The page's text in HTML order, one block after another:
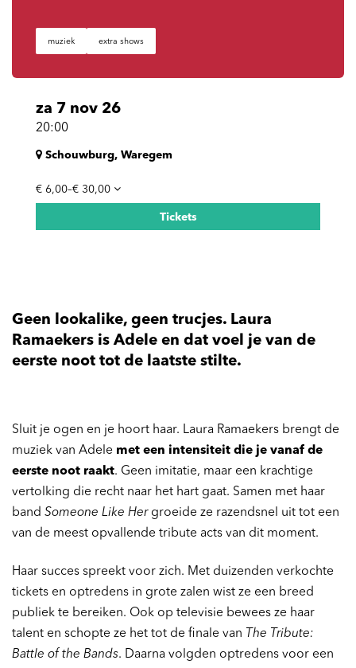
muziek extra shows
za 7 nov 26
20:00
Schouwburg, Waregem
€ 6,00–€ 30,00
Tickets
Geen lookalike, geen trucjes. Laura
Ramaekers is Adele en dat voel je van de
eerste noot tot de laatste stilte.
Sluit je ogen en je hoort haar. Laura Ramaekers brengt de
muziek van Adele met een intensiteit die je vanaf de
eerste noot raakt. Geen imitatie, maar een krachtige
vertolking die recht naar het hart gaat. Samen met haar
band Someone Like Her groeide ze razendsnel uit tot een
van de meest opvallende tribute acts van dit moment.
Haar succes spreekt voor zich. Met duizenden verkochte
tickets en optredens in grote zalen wist ze een breed
publiek te bereiken. Ook op televisie bewees ze haar
talent en schopte ze het tot de finale van The Tribute:
Battle of the Bands. Daarna volgden optredens voor een